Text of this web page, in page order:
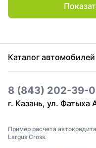
Каталог автомобилей
8 (843) 202-39-
г. Казань, ул. Фатыха
Пример расчета
Largus Cross.